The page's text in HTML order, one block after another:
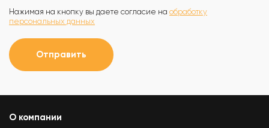
Нажимая на кнопку вы даете согласие на обработку
персональных данных
Отправить
О компании